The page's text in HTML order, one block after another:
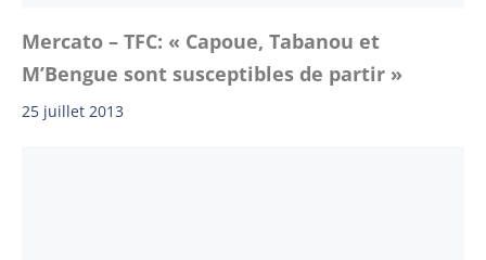
Mercato – TFC: « Capoue, Tabanou et
M’Bengue sont susceptibles de partir »
25 juillet 2013